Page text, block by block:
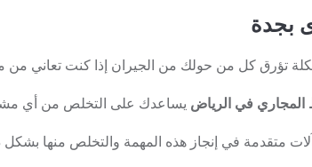
بجدة
تؤرق كل من حولك من الجيران إذا كنت تعاني
في الرياض يساعدك على التخلص من أي
متقدمة في إنجاز هذه المهمة والتخلص منها بشكل